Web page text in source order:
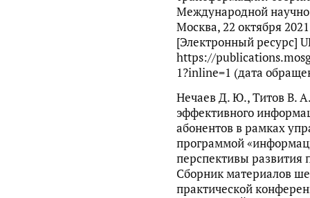
Международной
Москва, 22 октября
[Электронный ресурс]
https://
1?inline=1 (дата
Нечаев Д. Ю., Титов В.
эффективного
абонентов в рамках
программой
перспективы
Сборник материалов
практической